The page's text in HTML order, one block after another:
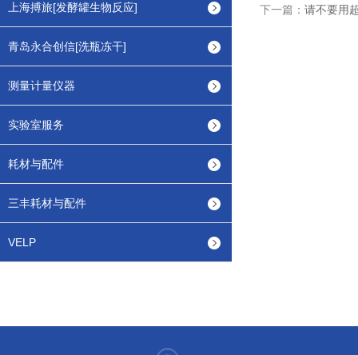
上海搏旅[发酵罐生物反应]
青岛永合创信[洗瓶冻干]
测量计量仪器
实验室服务
耗材与配件
三丰耗材与配件
VELP
下一篇： 请不要用